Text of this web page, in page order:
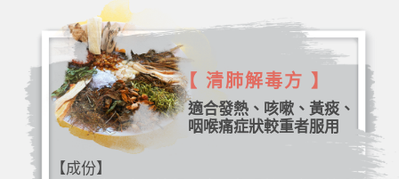
【 清肺解毒方 】
適合發熱、咳嗽、黃痰、
咽喉痛症狀較重者服用
【成份】